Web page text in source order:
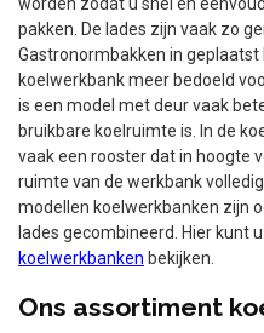
pakken. De lades zijn vaak zo
Gastronormbakken in geplaatst
koelwerkbank meer bedoeld
is een model met deur vaak
bruikbare koelruimte is. In de
vaak een rooster dat in hoogte
ruimte van de werkbank
modellen koelwerkbanken zijn
lades gecombineerd. Hier kunt
koelwerkbanken bekijken.
Ons assortiment